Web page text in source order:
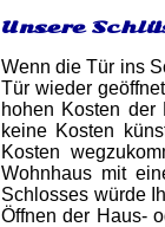
Unsere
Wenn die Tür ins
Tür wieder
hohen Kosten der
keine Kosten
Kosten
Wohnhaus mit
Schlosses würde
Öffnen der Haus-